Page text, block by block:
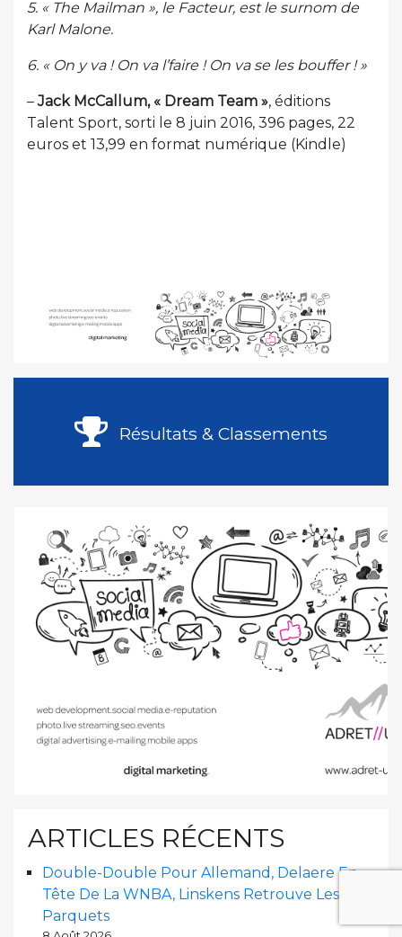
5. « The Mailman », le Facteur, est le surnom de
Karl Malone.
6. « On y va ! On va l’faire ! On va se les bouffer ! »
–Jack McCallum, « Dream Team », éditions
Talent Sport, sorti le 8 juin 2016, 396 pages, 22
euros et 13,99 en format numérique (Kindle)
Résultats & Classements
ARTICLES RÉCENTS
Double-Double Pour Allemand, Delaere En
Tête De La WNBA, Linskens Retrouve Les
Parquets